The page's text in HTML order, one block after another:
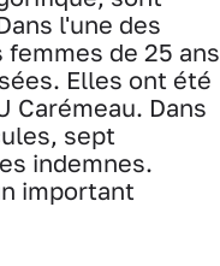
l'une des
de 25 ans
Elles ont été
Carémeau. Dans
sept
indemnes.
important